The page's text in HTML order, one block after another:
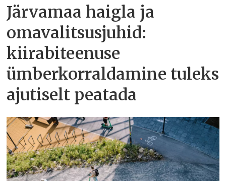
Järvamaa haigla ja
omavalitsusjuhid:
kiirabiteenuse
ümberkorraldamine tuleks
ajutiselt peatada